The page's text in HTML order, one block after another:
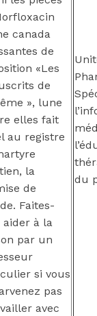
canada
de
«Les
de
», lune
elles fait
au registre
la
de
Faites-
aider à la
par un
si vous
pas
avec
du